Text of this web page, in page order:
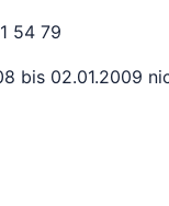
54 79
bis 02.01.2009